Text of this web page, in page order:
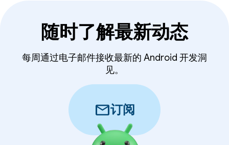
随时了解最新动态
每周通过电子邮件接收最新的 Android 开发洞
见。
mail订阅